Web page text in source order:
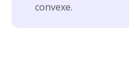
convexe.